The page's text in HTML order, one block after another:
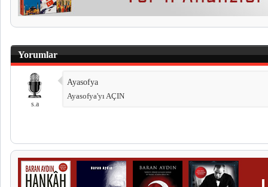
Yorumlar
s.a
Ayasofya
Ayasofya'yı AÇIN